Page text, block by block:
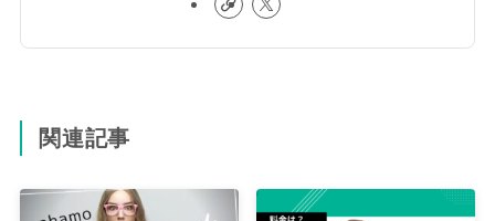
関連記事